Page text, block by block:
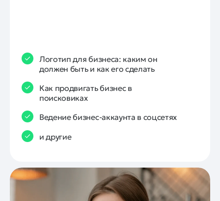
Логотип для бизнеса: каким он
должен быть и как его сделать
Как продвигать бизнес в
поисковиках
Ведение бизнес-аккаунта в соцсетях
и другие